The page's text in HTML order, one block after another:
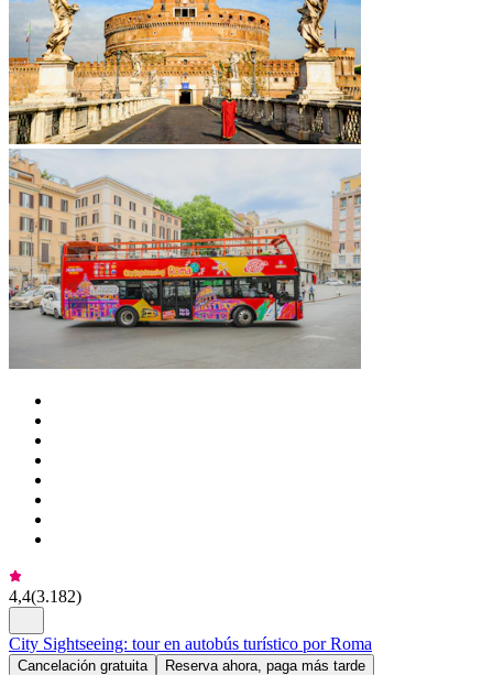
4,4(3.182)
City Sightseeing: tour en autobús turístico por Roma
Cancelación gratuita Reserva ahora, paga más tarde